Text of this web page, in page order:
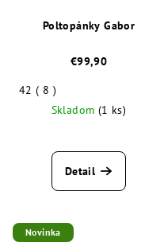
Poltopánky Gabor
€99,90
42 ( 8 )
Skladom (1 ks)
Detail
Novinka